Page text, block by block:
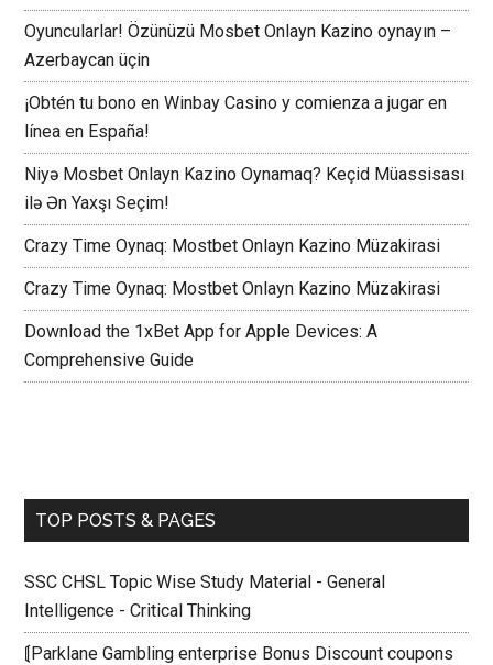
Oyuncularlar! Özünüzü Mosbet Onlayn Kazino oynayın –
Azerbaycan üçin
¡Obtén tu bono en Winbay Casino y comienza a jugar en
línea en España!
Niyə Mosbet Onlayn Kazino Oynamaq? Keçid Müassisası
ilə Ən Yaxşı Seçim!
Crazy Time Oynaq: Mostbet Onlayn Kazino Müzakirasi
Crazy Time Oynaq: Mostbet Onlayn Kazino Müzakirasi
Download the 1xBet App for Apple Devices: A
Comprehensive Guide
TOP POSTS & PAGES
SSC CHSL Topic Wise Study Material - General
Intelligence - Critical Thinking
⟬Parklane Gambling enterprise Bonus Discount coupons